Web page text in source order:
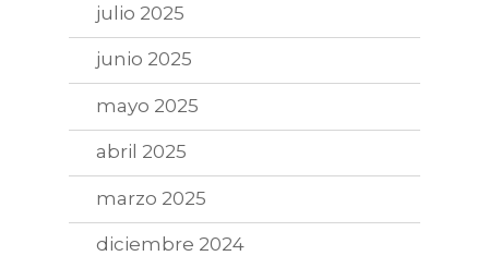
julio 2025
junio 2025
mayo 2025
abril 2025
marzo 2025
diciembre 2024